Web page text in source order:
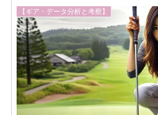
【ギア・データ分析と考察】